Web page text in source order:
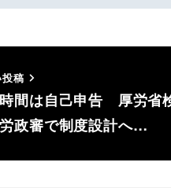
稿
間は自己申告 厚労省
政審で制度設計へ…